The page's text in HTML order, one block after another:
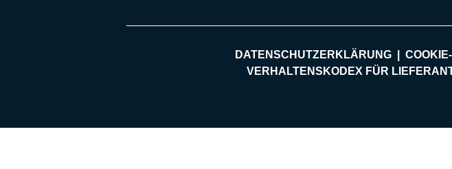
DATENSCHUTZERKLÄRUNG
VERHALTENSKODEX FÜR